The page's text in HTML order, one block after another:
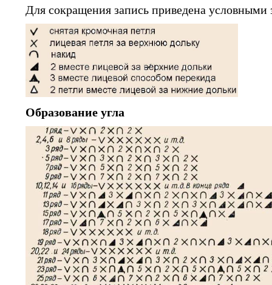
Для сокращения запись приведена условными
Образование угла